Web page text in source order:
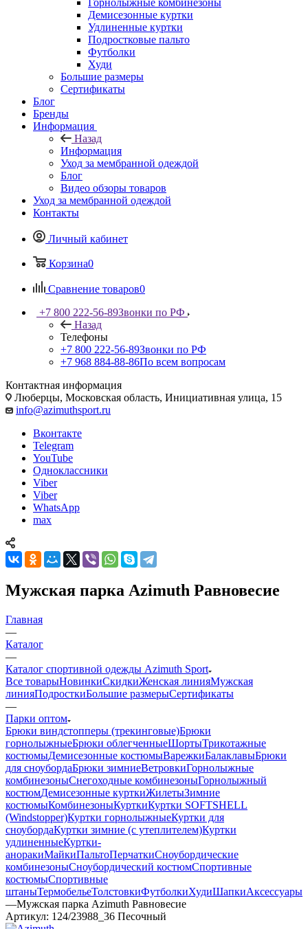
Горнолыжные комбинезоны
Демисезонные куртки
Удлиненные куртки
Подростковые пальто
Футболки
Худи
Большие размеры
Сертификаты
Блог
Бренды
Информация
Назад
Информация
Уход за мембранной одеждой
Блог
Видео обзоры товаров
Уход за мембранной одеждой
Контакты
Личный кабинет
Корзина0
Сравнение товаров0
+7 800 222-56-89Звонки по РФ
Назад
Телефоны
+7 800 222-56-89Звонки по РФ
+7 968 884-88-86По всем вопросам
Контактная информация
Люберцы, Московская область, Инициативная улица, 15
info@azimuthsport.ru
Вконтакте
Telegram
YouTube
Одноклассники
Viber
Viber
WhatsApp
max
Мужская парка Azimuth Равновесие
Главная
—
Каталог
—
Каталог спортивной одежды Azimuth Sport
Все товарыНовинкиСкидкиЖенская линияМужская
линияПодросткиБольшие размерыСертификаты
—
Парки оптом
Брюки виндстопперы (трекинговые)Брюки
горнолыжныеБрюки облегченныеШортыТрикотажные
костюмыДемисезонные костюмыВарежкиБалаклавыБрюки
для сноубордаБрюки зимниеВетровкиГорнолыжные
комбинезоныСнегоходные комбинезоныГорнолыжный
костюмДемисезонные курткиЖилетыЗимние
костюмыКомбинезоныКурткиКуртки SOFTSHELL
(Windstopper)Куртки горнолыжныеКуртки для
сноубордаКуртки зимние (с утеплителем)Куртки
удлиненныеКуртки-
аноракиМайкиПальтоПерчаткиСноубордические
комбинезоныСноубордический костюмСпортивные
костюмыСпортивные
штаныТермобельеТолстовкиФутболкиХудиШапкиАксессуары
—Мужская парка Azimuth Равновесие
Артикул: 124/23988_36 Песочный